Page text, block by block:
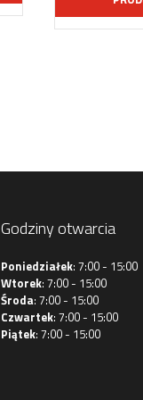
Godziny otwarcia
Poniedziałek: 7:00 - 15:00
Wtorek: 7:00 - 15:00
Środa: 7:00 - 15:00
Czwartek: 7:00 - 15:00
Piątek: 7:00 - 15:00